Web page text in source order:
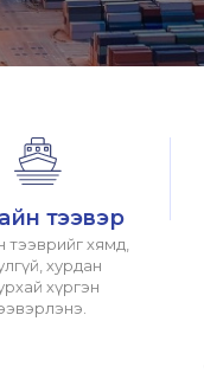
тээвэр
тээврийг хямд,
хурдан
хүргэн